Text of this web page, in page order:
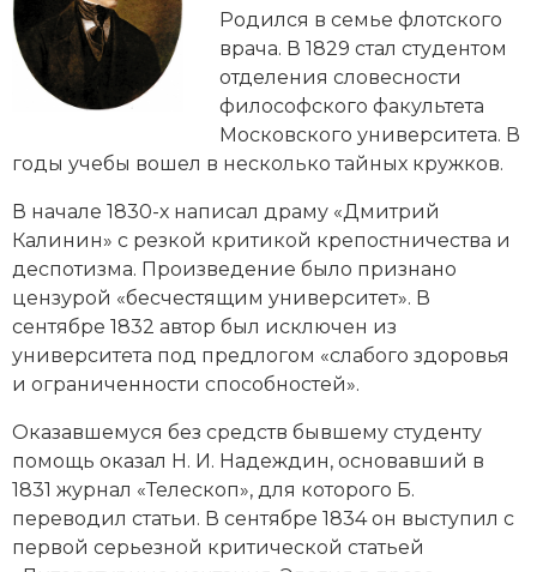
Генеалогия, геральдика
Государство и право
Европа
Империи
Историческая география и топонимика
История материальной и духовной культуры
История международных отношений
История, философия, теория и методология
Итория международных отношений
Латинская Америка
Новая история
Родился в семье флотского
врача. В 1829 стал студентом
отделения словесности
философского факультета
Московского университета. В
годы учебы вошел в несколько тайных кружков.
В начале 1830-х написал драму «Дмитрий
Калинин» с резкой критикой крепостничества и
деспотизма. Произведение было признано
цензурой «бесчестящим университет». В
сентябре 1832 автор был исключен из
университета под предлогом «слабого здоровья
и ограниченности способностей».
Оказавшемуся без средств бывшему студенту
помощь оказал Н. И. Надеждин, основавший в
1831 журнал «Телескоп», для которого Б.
переводил статьи. В сентябре 1834 он выступил с
первой серьезной критической статьей